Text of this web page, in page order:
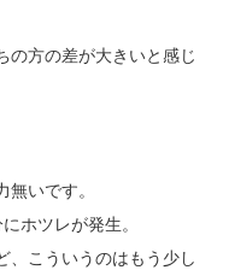
の方の差が大きいと感じ
いです。
ホツレが発生。
、こういうのはもう少し